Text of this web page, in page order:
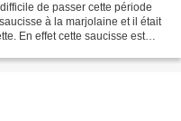
de passer cette période
à la marjolaine et il était
En effet cette saucisse est